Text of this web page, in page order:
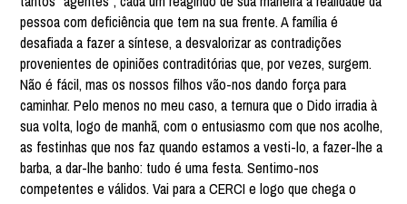
pessoa com deficiência que tem na sua frente. A família é
desafiada a fazer a síntese, a desvalorizar as contradições
provenientes de opiniões contraditórias que, por vezes, surgem.
Não é fácil, mas os nossos filhos vão-nos dando força para
caminhar. Pelo menos no meu caso, a ternura que o Dido irradia à
sua volta, logo de manhã, com o entusiasmo com que nos acolhe,
as festinhas que nos faz quando estamos a vesti-lo, a fazer-lhe a
barba, a dar-lhe banho: tudo é uma festa. Sentimo-nos
competentes e válidos. Vai para a CERCI e logo que chega o